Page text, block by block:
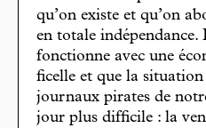
qu’on existe et qu’on
en totale indépendance.
fonctionne avec une
ficelle et que la situation
journaux pirates de
jour plus difficile : la